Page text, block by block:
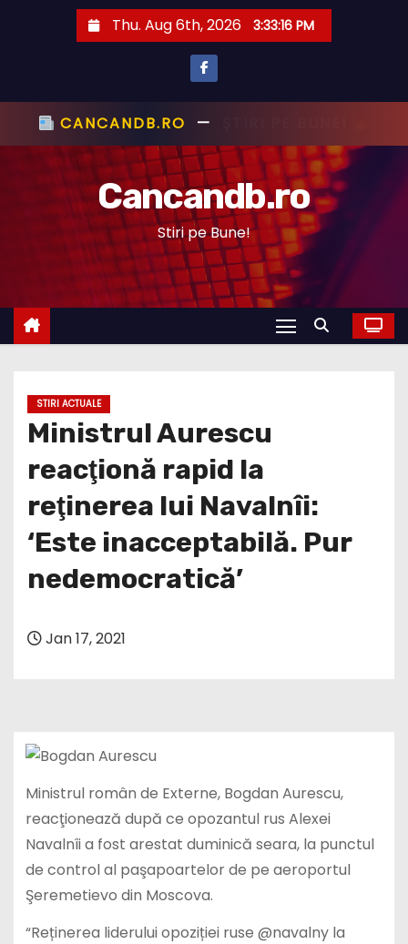
Thu. Aug 6th, 2026 3:33:17 PM
CANCANDB.RO —
Cancandb.ro
Stiri pe Bune!
STIRI ACTUALE
Ministrul Aurescu
reacţionă rapid la
reţinerea lui Navalnîi:
‘Este inacceptabilă. Pur
nedemocratică’
Jan 17, 2021
Ministrul român de Externe, Bogdan Aurescu,
reacţionează după ce opozantul rus Alexei
Navalnîi a fost arestat duminică seara, la punctul
de control al paşapoartelor de pe aeroportul
Şeremetievo din Moscova.
“Reținerea liderului opoziției ruse @navalny la